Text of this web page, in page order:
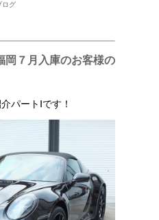
ログ
岡７月入庫のお客様の
パートⅠです！